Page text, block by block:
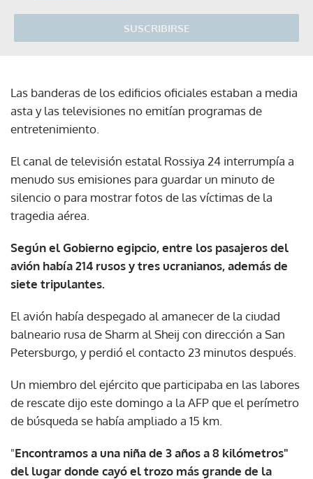
SUSCRIBIRSE
Las banderas de los edificios oficiales estaban a media
asta y las televisiones no emitían programas de
entretenimiento.
El canal de televisión estatal Rossiya 24 interrumpía a
menudo sus emisiones para guardar un minuto de
silencio o para mostrar fotos de las víctimas de la
tragedia aérea.
Según el Gobierno egipcio, entre los pasajeros del
avión había 214 rusos y tres ucranianos, además de
siete tripulantes.
El avión había despegado al amanecer de la ciudad
balneario rusa de Sharm al Sheij con dirección a San
Petersburgo, y perdió el contacto 23 minutos después.
Un miembro del ejército que participaba en las labores
de rescate dijo este domingo a la AFP que el perímetro
de búsqueda se había ampliado a 15 km.
"Encontramos a una niña de 3 años a 8 kilómetros"
del lugar donde cayó el trozo más grande de la